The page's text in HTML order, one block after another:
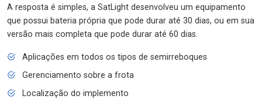
A resposta é simples, a SatLight desenvolveu um equipamento
que possui bateria própria que pode durar até 30 dias, ou em sua
versão mais completa que pode durar até 60 dias.
Aplicações em todos os tipos de semirreboques
Gerenciamento sobre a frota
Localização do implemento